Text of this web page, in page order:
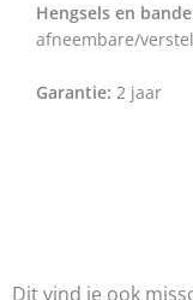
Hengsels en
afneembare/
Garantie: 2 jaar
Dit vind je ook